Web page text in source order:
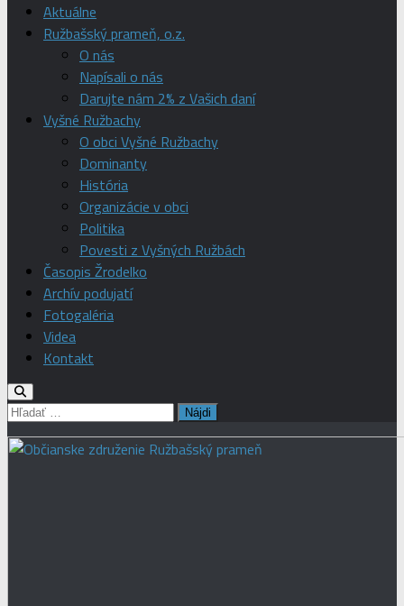
Aktuálne
Ružbašský prameň, o.z.
O nás
Napísali o nás
Darujte nám 2% z Vašich daní
Vyšné Ružbachy
O obci Vyšné Ružbachy
Dominanty
História
Organizácie v obci
Politika
Povesti z Vyšných Ružbách
Časopis Žrodelko
Archív podujatí
Fotogaléria
Videa
Kontakt
Hľadať: